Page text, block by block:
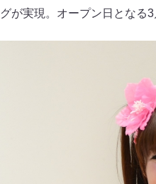
が実現。オープン日となる